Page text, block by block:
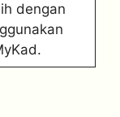
dengan